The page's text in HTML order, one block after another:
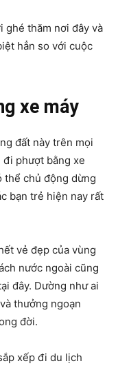
ghé thăm nơi đây và
hẳn so với cuộc
xe máy
đất này trên mọi
phượt bằng xe
thể chủ động dừng
bạn trẻ hiện nay rất
vẻ đẹp của vùng
nước ngoài cũng
đây. Dường như ai
thưởng ngoạn
đời.
xếp đi du lịch